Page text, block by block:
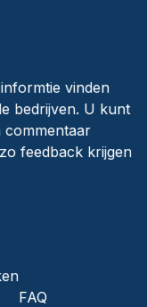
vinden
bedrijven. U kunt
commentaar
feedback krijgen
FAQ